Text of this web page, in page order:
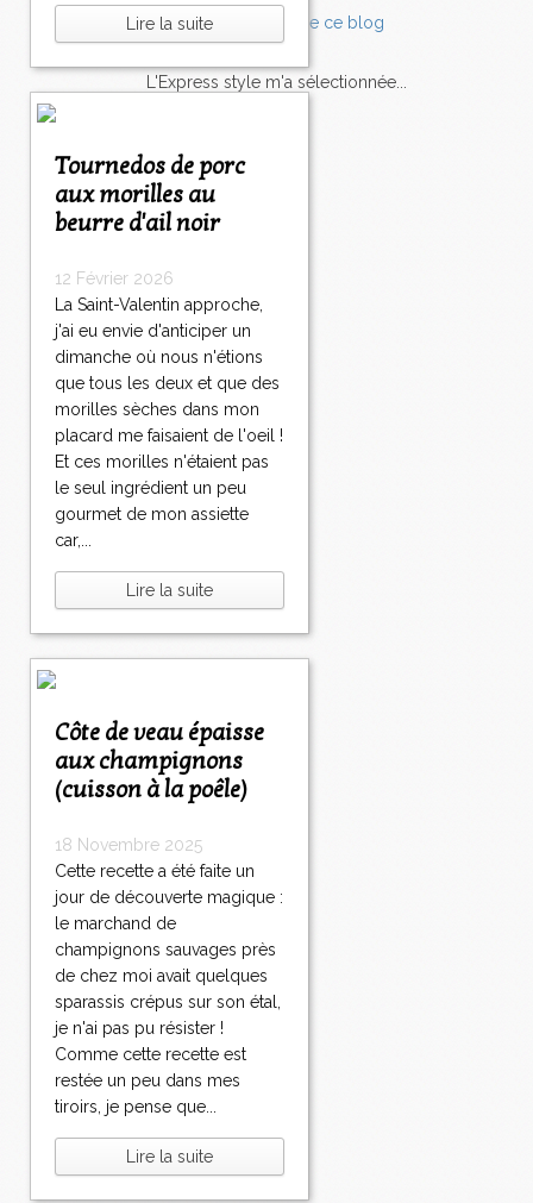
Lire la suite
Tournedos de porc
aux morilles au
beurre d'ail noir
12 Février 2026
La Saint-Valentin approche,
j'ai eu envie d'anticiper un
dimanche où nous n'étions
que tous les deux et que des
morilles sèches dans mon
placard me faisaient de l'oeil !
Et ces morilles n'étaient pas
le seul ingrédient un peu
gourmet de mon assiette
car,...
Lire la suite
Côte de veau épaisse
aux champignons
(cuisson à la poêle)
18 Novembre 2025
Cette recette a été faite un
jour de découverte magique :
le marchand de
champignons sauvages près
de chez moi avait quelques
sparassis crépus sur son étal,
je n'ai pas pu résister !
Comme cette recette est
restée un peu dans mes
tiroirs, je pense que...
Lire la suite
L'Express style m'a sélectionnée...
lexpress.fr/Styles
articles récents